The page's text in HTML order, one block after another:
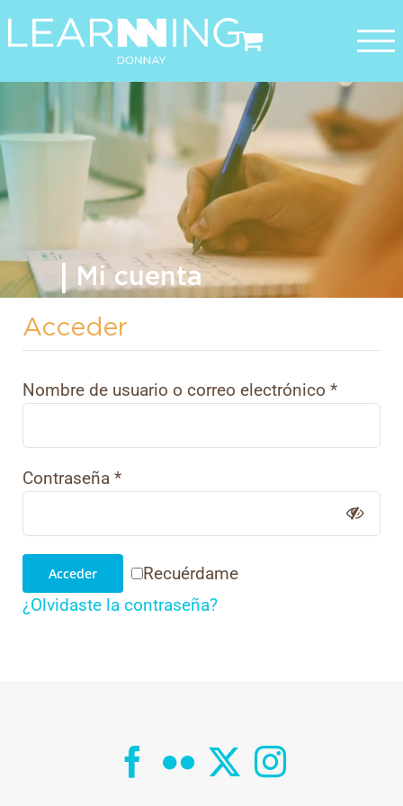
Mi cuenta
Acceder
Nombre de usuario o correo electrónico *
Contraseña *
Recuérdame
Acceder
¿Olvidaste la contraseña?